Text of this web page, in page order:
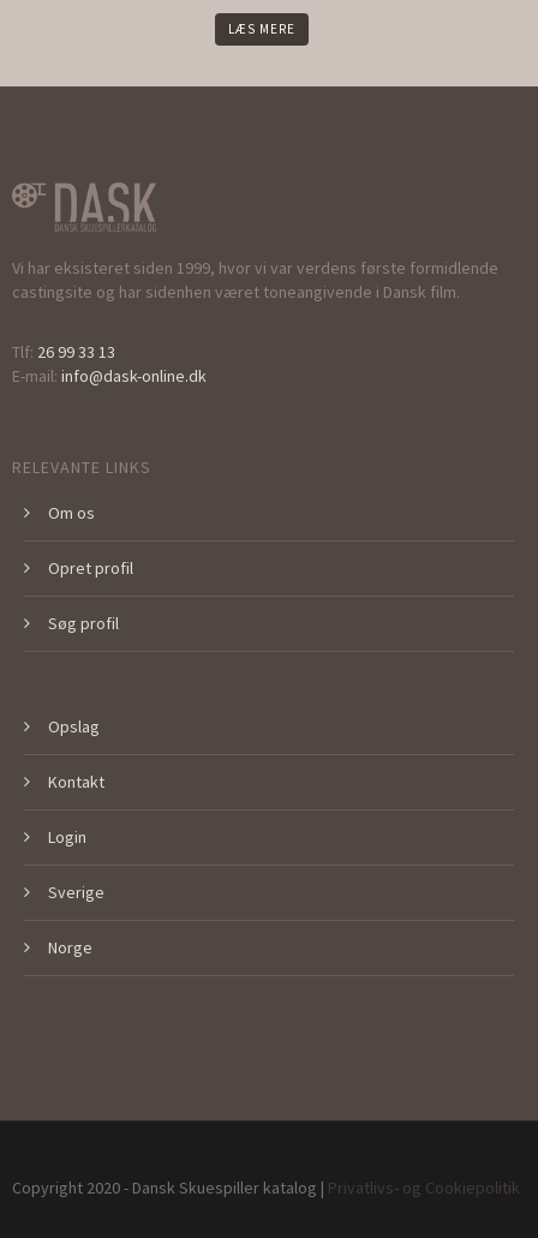
LÆS MERE
Vi har eksisteret siden 1999, hvor vi var verdens første formidlende
castingsite og har sidenhen været toneangivende i Dansk film.
Tlf: 26 99 33 13
E-mail: info@dask-online.dk
RELEVANTE LINKS
Om os
Opret profil
Søg profil
Opslag
Kontakt
Login
Sverige
Norge
Copyright 2020 - Dansk Skuespiller katalog | Privatlivs- og Cookiepolitik